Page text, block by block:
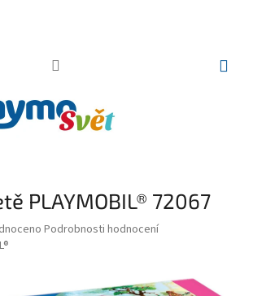
PLAYMOBIL® 72067
Podrobnosti hodnocení